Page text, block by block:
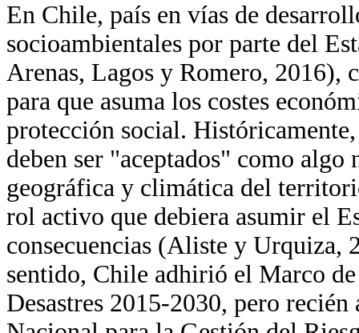
En Chile, país en vías de
socioambientales por parte del
Arenas, Lagos y Romero, 2016),
para que asuma los costes
protección social. Históricamente,
deben ser "aceptados" como
geográfica y climática del
rol activo que debiera asumir el
consecuencias (Aliste y Urquiza,
sentido, Chile adhirió el Marco
Desastres 2015-2030, pero